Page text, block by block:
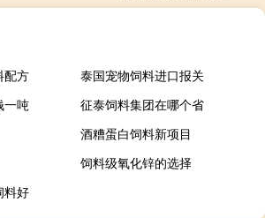
配方
泰国宠物饲料进口报关
一吨
征泰饲料集团在哪个省
酒糟蛋白饲料新项目
饲料级氧化锌的选择
料好